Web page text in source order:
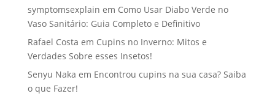
symptomsexplain em Como Usar Diabo Verde no
Vaso Sanitário: Guia Completo e Definitivo
Rafael Costa em Cupins no Inverno: Mitos e
Verdades Sobre esses Insetos!
Senyu Naka em Encontrou cupins na sua casa? Saiba
o que Fazer!